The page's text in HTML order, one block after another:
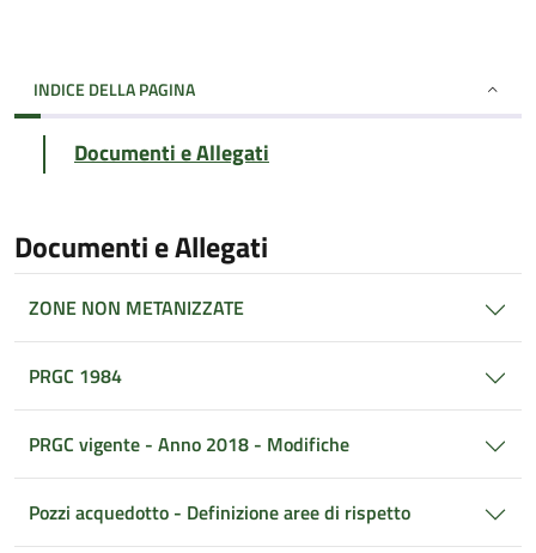
INDICE DELLA PAGINA
Documenti e Allegati
Documenti e Allegati
ZONE NON METANIZZATE
PRGC 1984
PRGC vigente - Anno 2018 - Modifiche
Pozzi acquedotto - Definizione aree di rispetto